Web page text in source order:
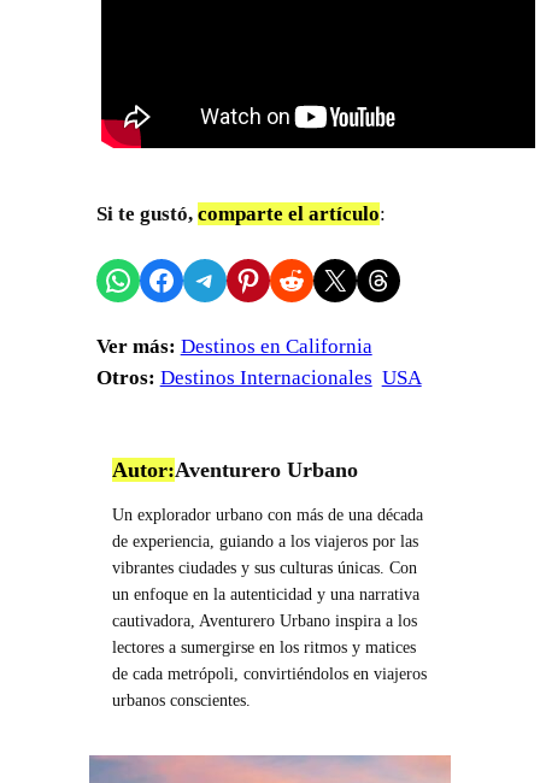
Si te gustó, comparte el artículo:
Compartir en WhatsApp
Compartir en Facebook
Compartir en Telegram
Compartir en Pinterest
Compartir en Reddit
Compartir en X Share on Threads
Ver más: Destinos en California
Otros: Destinos Internacionales USA
Autor:Aventurero Urbano
Un explorador urbano con más de una década
de experiencia, guiando a los viajeros por las
vibrantes ciudades y sus culturas únicas. Con
un enfoque en la autenticidad y una narrativa
cautivadora, Aventurero Urbano inspira a los
lectores a sumergirse en los ritmos y matices
de cada metrópoli, convirtiéndolos en viajeros
urbanos conscientes.